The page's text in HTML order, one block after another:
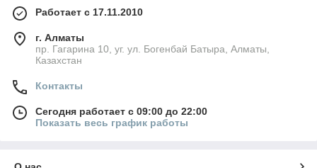
Работает с 17.11.2010
г. Алматы
пр. Гагарина 10, уг. ул. Богенбай Батыра, Алматы,
Казахстан
Контакты
Сегодня работает с 09:00 до 22:00
Показать весь график работы